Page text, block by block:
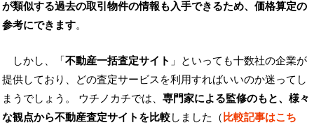
が類似する過去の取引物件の情報も入手できるため、価格算定の
参考にできます。
しかし、「不動産一括査定サイト 」といっても十数社の企業が
提供しており、どの査定サービスを利用すればいいのか迷ってし
まうでしょう。 ウチノカチでは、 専門家による監修のもと、様々
な観点から不動産査定サイトを比較しました（比較記事はこち